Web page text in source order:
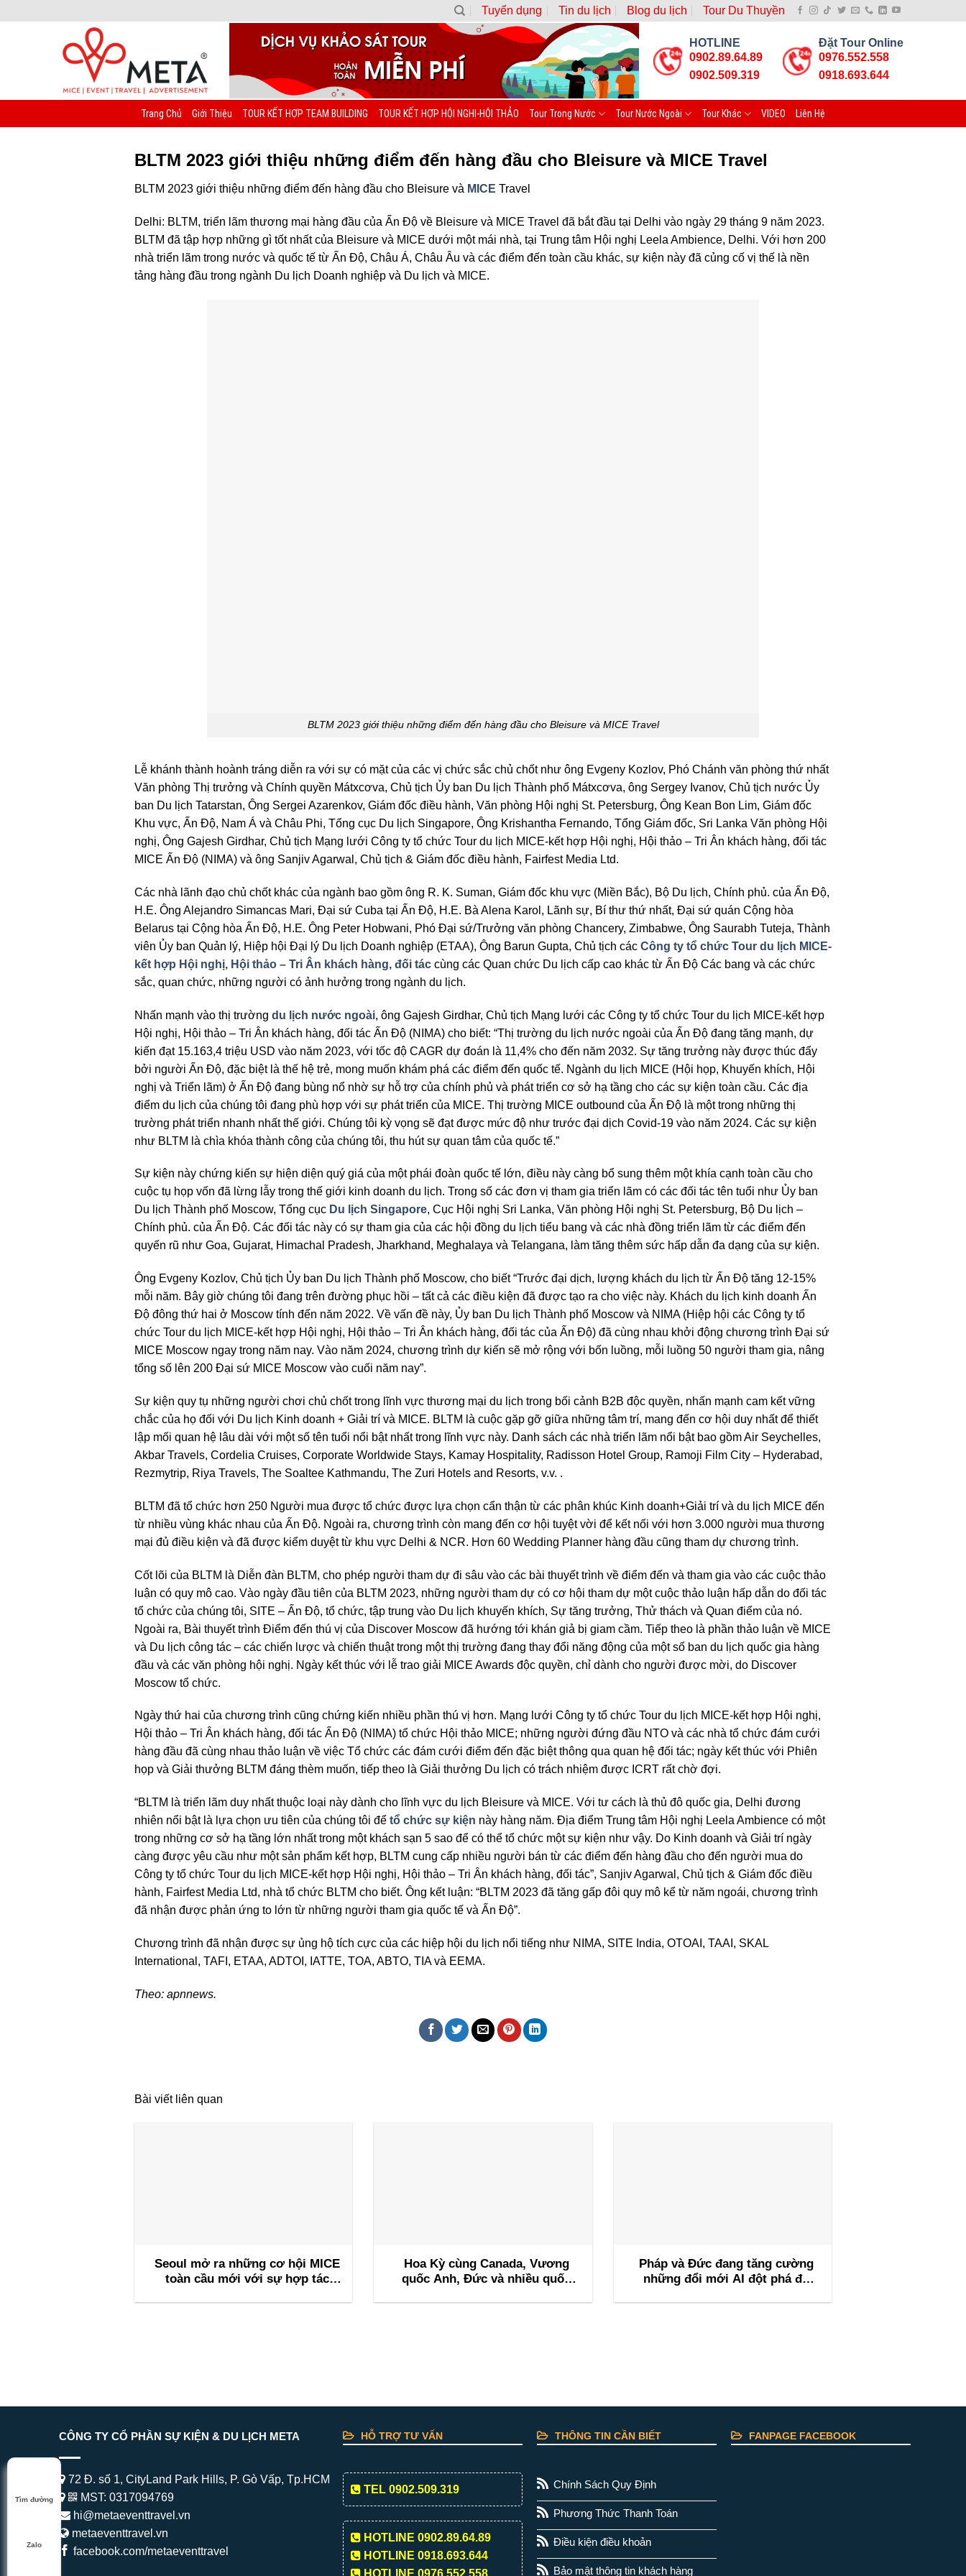
Tuyển dụng Tin du lịch Blog du lịch Tour Du Thuyền
HOTLINE
0902.89.64.89
0902.509.319
Đặt Tour Online
0976.552.558
0918.693.644
Trang Chủ Giới Thiệu TOUR KẾT HỢP TEAM BUILDING TOUR KẾT HỢP HỘI NGHỊ-HỘI THẢO Tour Trong Nước Tour Nước Ngoài Tour Khác VIDEO Liên Hệ
BLTM 2023 giới thiệu những điểm đến hàng đầu cho Bleisure và MICE Travel
BLTM 2023 giới thiệu những điểm đến hàng đầu cho Bleisure và MICE Travel
Delhi: BLTM, triển lãm thương mại hàng đầu của Ấn Độ về Bleisure và MICE Travel đã bắt đầu tại Delhi vào ngày 29 tháng 9 năm 2023.
BLTM đã tập hợp những gì tốt nhất của Bleisure và MICE dưới một mái nhà, tại Trung tâm Hội nghị Leela Ambience, Delhi. Với hơn 200
nhà triển lãm trong nước và quốc tế từ Ấn Độ, Châu Á, Châu Âu và các điểm đến toàn cầu khác, sự kiện này đã củng cố vị thế là nền
tảng hàng đầu trong ngành Du lịch Doanh nghiệp và Du lịch và MICE.
BLTM 2023 giới thiệu những điểm đến hàng đầu cho Bleisure và MICE Travel
Lễ khánh thành hoành tráng diễn ra với sự có mặt của các vị chức sắc chủ chốt như ông Evgeny Kozlov, Phó Chánh văn phòng thứ nhất
Văn phòng Thị trưởng và Chính quyền Mátxcơva, Chủ tịch Ủy ban Du lịch Thành phố Mátxcơva, ông Sergey Ivanov, Chủ tịch nước Ủy
ban Du lịch Tatarstan, Ông Sergei Azarenkov, Giám đốc điều hành, Văn phòng Hội nghị St. Petersburg, Ông Kean Bon Lim, Giám đốc
Khu vực, Ấn Độ, Nam Á và Châu Phi, Tổng cục Du lịch Singapore, Ông Krishantha Fernando, Tổng Giám đốc, Sri Lanka Văn phòng Hội
nghị, Ông Gajesh Girdhar, Chủ tịch Mạng lưới Công ty tổ chức Tour du lịch MICE-kết hợp Hội nghị, Hội thảo – Tri Ân khách hàng, đối tác
MICE Ấn Độ (NIMA) và ông Sanjiv Agarwal, Chủ tịch & Giám đốc điều hành, Fairfest Media Ltd.
Các nhà lãnh đạo chủ chốt khác của ngành bao gồm ông R. K. Suman, Giám đốc khu vực (Miền Bắc), Bộ Du lịch, Chính phủ. của Ấn Độ,
H.E. Ông Alejandro Simancas Mari, Đại sứ Cuba tại Ấn Độ, H.E. Bà Alena Karol, Lãnh sự, Bí thư thứ nhất, Đại sứ quán Cộng hòa
Belarus tại Cộng hòa Ấn Độ, H.E. Ông Peter Hobwani, Phó Đại sứ/Trưởng văn phòng Chancery, Zimbabwe, Ông Saurabh Tuteja, Thành
viên Ủy ban Quản lý, Hiệp hội Đại lý Du lịch Doanh nghiệp (ETAA), Ông Barun Gupta, Chủ tịch các Công ty tổ chức Tour du lịch MICE-
kết hợp Hội nghị, Hội thảo – Tri Ân khách hàng, đối tác cùng các Quan chức Du lịch cấp cao khác từ Ấn Độ Các bang và các chức
sắc, quan chức, những người có ảnh hưởng trong ngành du lịch.
Nhấn mạnh vào thị trường du lịch nước ngoài, ông Gajesh Girdhar, Chủ tịch Mạng lưới các Công ty tổ chức Tour du lịch MICE-kết hợp
Hội nghị, Hội thảo – Tri Ân khách hàng, đối tác Ấn Độ (NIMA) cho biết: “Thị trường du lịch nước ngoài của Ấn Độ đang tăng mạnh, dự
kiến đạt 15.163,4 triệu USD vào năm 2023, với tốc độ CAGR dự đoán là 11,4% cho đến năm 2032. Sự tăng trưởng này được thúc đẩy
bởi người Ấn Độ, đặc biệt là thế hệ trẻ, mong muốn khám phá các điểm đến quốc tế. Ngành du lịch MICE (Hội họp, Khuyến khích, Hội
nghị và Triển lãm) ở Ấn Độ đang bùng nổ nhờ sự hỗ trợ của chính phủ và phát triển cơ sở hạ tầng cho các sự kiện toàn cầu. Các địa
điểm du lịch của chúng tôi đang phù hợp với sự phát triển của MICE. Thị trường MICE outbound của Ấn Độ là một trong những thị
trường phát triển nhanh nhất thế giới. Chúng tôi kỳ vọng sẽ đạt được mức độ như trước đại dịch Covid-19 vào năm 2024. Các sự kiện
như BLTM là chìa khóa thành công của chúng tôi, thu hút sự quan tâm của quốc tế.”
Sự kiện này chứng kiến sự hiện diện quý giá của một phái đoàn quốc tế lớn, điều này càng bổ sung thêm một khía cạnh toàn cầu cho
cuộc tụ họp vốn đã lừng lẫy trong thế giới kinh doanh du lịch. Trong số các đơn vị tham gia triển lãm có các đối tác tên tuổi như Ủy ban
Du lịch Thành phố Moscow, Tổng cục Du lịch Singapore, Cục Hội nghị Sri Lanka, Văn phòng Hội nghị St. Petersburg, Bộ Du lịch –
Chính phủ. của Ấn Độ. Các đối tác này có sự tham gia của các hội đồng du lịch tiểu bang và các nhà đồng triển lãm từ các điểm đến
quyến rũ như Goa, Gujarat, Himachal Pradesh, Jharkhand, Meghalaya và Telangana, làm tăng thêm sức hấp dẫn đa dạng của sự kiện.
Ông Evgeny Kozlov, Chủ tịch Ủy ban Du lịch Thành phố Moscow, cho biết “Trước đại dịch, lượng khách du lịch từ Ấn Độ tăng 12-15%
mỗi năm. Bây giờ chúng tôi đang trên đường phục hồi – tất cả các điều kiện đã được tạo ra cho việc này. Khách du lịch kinh doanh Ấn
Độ đông thứ hai ở Moscow tính đến năm 2022. Về vấn đề này, Ủy ban Du lịch Thành phố Moscow và NIMA (Hiệp hội các Công ty tổ
chức Tour du lịch MICE-kết hợp Hội nghị, Hội thảo – Tri Ân khách hàng, đối tác của Ấn Độ) đã cùng nhau khởi động chương trình Đại sứ
MICE Moscow ngay trong năm nay. Vào năm 2024, chương trình dự kiến sẽ mở rộng với bốn luồng, mỗi luồng 50 người tham gia, nâng
tổng số lên 200 Đại sứ MICE Moscow vào cuối năm nay”.
Sự kiện quy tụ những người chơi chủ chốt trong lĩnh vực thương mại du lịch trong bối cảnh B2B độc quyền, nhấn mạnh cam kết vững
chắc của họ đối với Du lịch Kinh doanh + Giải trí và MICE. BLTM là cuộc gặp gỡ giữa những tâm trí, mang đến cơ hội duy nhất để thiết
lập mối quan hệ lâu dài với một số tên tuổi nổi bật nhất trong lĩnh vực này. Danh sách các nhà triển lãm nổi bật bao gồm Air Seychelles,
Akbar Travels, Cordelia Cruises, Corporate Worldwide Stays, Kamay Hospitality, Radisson Hotel Group, Ramoji Film City – Hyderabad,
Rezmytrip, Riya Travels, The Soaltee Kathmandu, The Zuri Hotels and Resorts, v.v. .
BLTM đã tổ chức hơn 250 Người mua được tổ chức được lựa chọn cẩn thận từ các phân khúc Kinh doanh+Giải trí và du lịch MICE đến
từ nhiều vùng khác nhau của Ấn Độ. Ngoài ra, chương trình còn mang đến cơ hội tuyệt vời để kết nối với hơn 3.000 người mua thương
mại đủ điều kiện và đã được kiểm duyệt từ khu vực Delhi & NCR. Hơn 60 Wedding Planner hàng đầu cũng tham dự chương trình.
Cốt lõi của BLTM là Diễn đàn BLTM, cho phép người tham dự đi sâu vào các bài thuyết trình về điểm đến và tham gia vào các cuộc thảo
luận có quy mô cao. Vào ngày đầu tiên của BLTM 2023, những người tham dự có cơ hội tham dự một cuộc thảo luận hấp dẫn do đối tác
tổ chức của chúng tôi, SITE – Ấn Độ, tổ chức, tập trung vào Du lịch khuyến khích, Sự tăng trưởng, Thử thách và Quan điểm của nó.
Ngoài ra, Bài thuyết trình Điểm đến thú vị của Discover Moscow đã hướng tới khán giả bị giam cầm. Tiếp theo là phần thảo luận về MICE
và Du lịch công tác – các chiến lược và chiến thuật trong một thị trường đang thay đổi năng động của một số ban du lịch quốc gia hàng
đầu và các văn phòng hội nghị. Ngày kết thúc với lễ trao giải MICE Awards độc quyền, chỉ dành cho người được mời, do Discover
Moscow tổ chức.
Ngày thứ hai của chương trình cũng chứng kiến nhiều phần thú vị hơn. Mạng lưới Công ty tổ chức Tour du lịch MICE-kết hợp Hội nghị,
Hội thảo – Tri Ân khách hàng, đối tác Ấn Độ (NIMA) tổ chức Hội thảo MICE; những người đứng đầu NTO và các nhà tổ chức đám cưới
hàng đầu đã cùng nhau thảo luận về việc Tổ chức các đám cưới điểm đến đặc biệt thông qua quan hệ đối tác; ngày kết thúc với Phiên
họp và Giải thưởng BLTM đáng thèm muốn, tiếp theo là Giải thưởng Du lịch có trách nhiệm được ICRT rất chờ đợi.
“BLTM là triển lãm duy nhất thuộc loại này dành cho lĩnh vực du lịch Bleisure và MICE. Với tư cách là thủ đô quốc gia, Delhi đương
nhiên nổi bật là lựa chọn ưu tiên của chúng tôi để tổ chức sự kiện này hàng năm. Địa điểm Trung tâm Hội nghị Leela Ambience có một
trong những cơ sở hạ tầng lớn nhất trong một khách sạn 5 sao để có thể tổ chức một sự kiện như vậy. Do Kinh doanh và Giải trí ngày
càng được yêu cầu như một sản phẩm kết hợp, BLTM cung cấp nhiều người bán từ các điểm đến hàng đầu cho đến người mua do
Công ty tổ chức Tour du lịch MICE-kết hợp Hội nghị, Hội thảo – Tri Ân khách hàng, đối tác”, Sanjiv Agarwal, Chủ tịch & Giám đốc điều
hành, Fairfest Media Ltd, nhà tổ chức BLTM cho biết. Ông kết luận: “BLTM 2023 đã tăng gấp đôi quy mô kể từ năm ngoái, chương trình
đã nhận được phản ứng to lớn từ những người tham gia quốc tế và Ấn Độ”.
Chương trình đã nhận được sự ủng hộ tích cực của các hiệp hội du lịch nổi tiếng như NIMA, SITE India, OTOAI, TAAI, SKAL
International, TAFI, ETAA, ADTOI, IATTE, TOA, ABTO, TIA và EEMA.
Theo: apnnews.
Bài viết liên quan
Seoul mở ra những cơ hội MICE
toàn cầu mới với sự hợp tác
Hoa Kỳ cùng Canada, Vương
quốc Anh, Đức và nhiều quốc
Pháp và Đức đang tăng cường
những đổi mới AI đột phá để
CÔNG TY CỔ PHẦN SỰ KIỆN & DU LỊCH META
72 Đ. số 1, CityLand Park Hills, P. Gò Vấp, Tp.HCM
MST: 0317094769
hi@metaeventtravel.vn
metaeventtravel.vn
facebook.com/metaeventtravel
HỖ TRỢ TƯ VẤN
TEL 0902.509.319
HOTLINE 0902.89.64.89
HOTLINE 0918.693.644
HOTLINE 0976.552.558
THÔNG TIN CẦN BIẾT
Chính Sách Quy Định
Phương Thức Thanh Toán
Điều kiện điều khoản
Bảo mật thông tin khách hàng
FANPAGE FACEBOOK
Tìm đường
Zalo